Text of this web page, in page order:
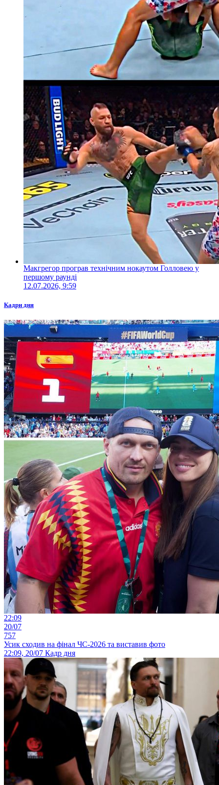
Макгрегор програв технічним нокаутом Голловею у
першому раунді
12.07.2026, 9:59
Кадри дня
22:09
20/07
757
Усик сходив на фінал ЧС-2026 та виставив фото
22:09, 20/07 Кадр дня